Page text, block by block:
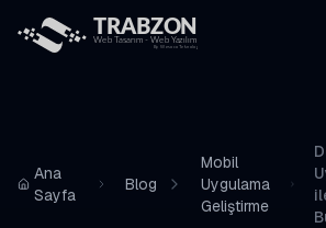
Ana
Sayfa
Blog
Mobil
Uygulama
Geliştirme